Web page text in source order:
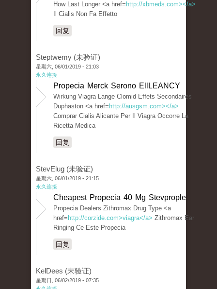
How Last Longer <a href= http://xbmeds.com></a>
Il Cialis Non Fa Effetto
回复
Steptwemy (未验证)
星期六, 06/01/2019 - 21:03
永久连接
Propecia Merck Serono EllLEANCY
Wirkung Viagra Lange Clomid Effets Secondaires
Duphaston <a href= http://ausgsm.com></a>
Comprar Cialis Alicante Per Il Viagra Occorre La
Ricetta Medica
回复
StevElug (未验证)
星期六, 06/01/2019 - 21:15
永久连接
Cheapest Propecia 40 Mg Stevprople
Propecia Dealers Zithromax Drug Type <a
href= http://corzide.com>viagra</a> Zithromax Ear
Ringing Ce Este Propecia
回复
KelDees (未验证)
星期日, 06/02/2019 - 07:35